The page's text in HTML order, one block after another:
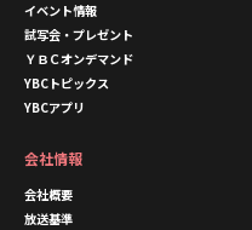
イベント情報
試写会・プレゼント
ＹＢＣオンデマンド
YBCトピックス
YBCアプリ
会社情報
会社概要
放送基準